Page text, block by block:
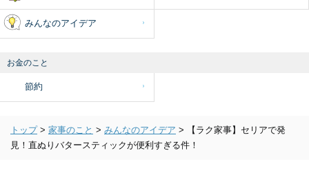
みんなのアイデア
お金のこと
節約
トップ > 家事のこと > みんなのアイデア >
【ラク家事】セリアで発
見！直ぬりバタースティックが便利すぎる件！